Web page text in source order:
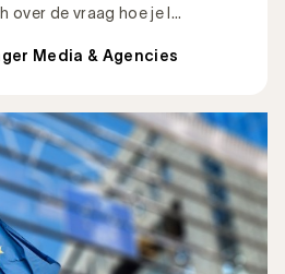
over de vraag hoe je l...
Media & Agencies